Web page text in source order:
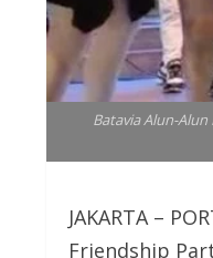
Batavia Alun-
JAKARTA –
Friendship